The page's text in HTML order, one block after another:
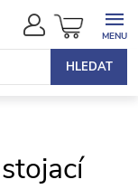
HLEDAT
NÁKUPNÍ
KOŠÍK